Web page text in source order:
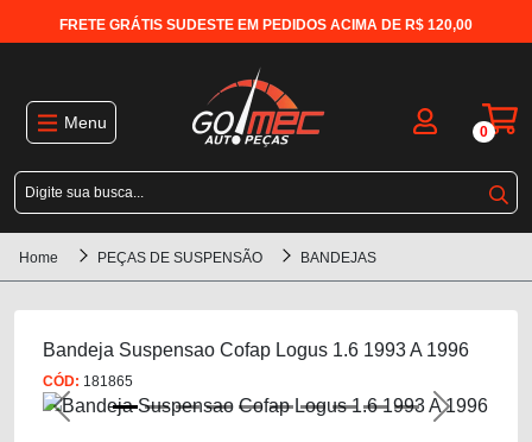
FRETE GRÁTIS SUDESTE EM PEDIDOS ACIMA DE R$ 120,00
Menu 0
Home PEÇAS DE SUSPENSÃO BANDEJAS
Bandeja Suspensao Cofap Logus 1.6 1993 A 1996
CÓD: 181865
Previous Next